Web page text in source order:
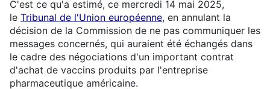
C'est ce qu'a estimé, ce mercredi 14 mai 2025,
le Tribunal de l'Union européenne, en annulant la
décision de la Commission de ne pas communiquer les
messages concernés, qui auraient été échangés dans
le cadre des négociations d'un important contrat
d'achat de vaccins produits par l'entreprise
pharmaceutique américaine.